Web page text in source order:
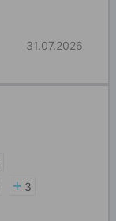
31.07.2026
3